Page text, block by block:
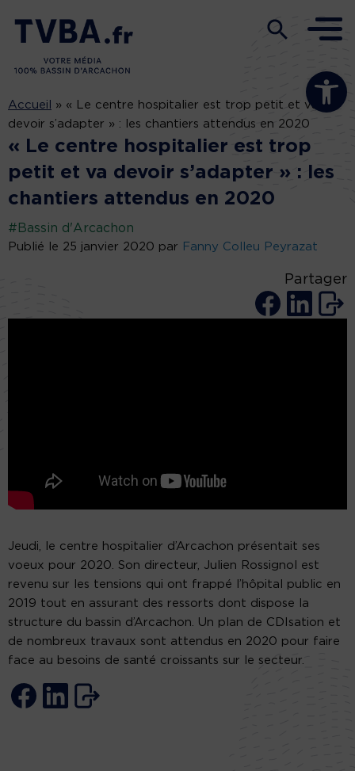
Ouvrir la
Accueil » « Le centre hospitalier est trop petit et va
devoir s’adapter » : les chantiers attendus en 2020
« Le centre hospitalier est trop
petit et va devoir s’adapter » : les
chantiers attendus en 2020
#Bassin d'Arcachon
Publié le 25 janvier 2020 par Fanny Colleu Peyrazat
Partager
Jeudi, le centre hospitalier d’Arcachon présentait ses
voeux pour 2020. Son directeur, Julien Rossignol est
revenu sur les tensions qui ont frappé l’hôpital public en
2019 tout en assurant des ressorts dont dispose la
structure du bassin d’Arcachon. Un plan de CDIsation et
de nombreux travaux sont attendus en 2020 pour faire
face au besoins de santé croissants sur le secteur.